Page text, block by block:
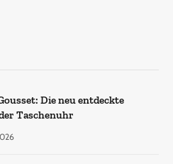
Die neu entdeckte
Taschenuhr